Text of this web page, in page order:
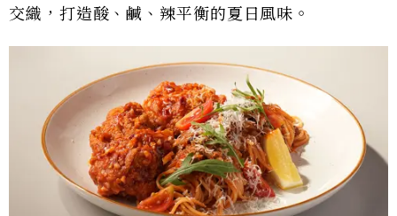
交織，打造酸、鹹、辣平衡的夏日風味。